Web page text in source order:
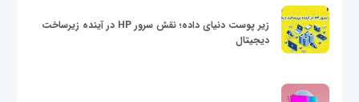
زیر پوست دنیای داده؛ نقش سرور HP در آینده زیرساخت
دیجیتال